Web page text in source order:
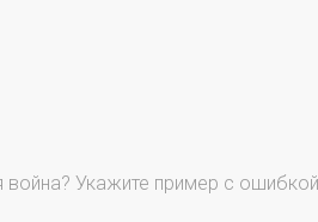
война? Укажите пример с